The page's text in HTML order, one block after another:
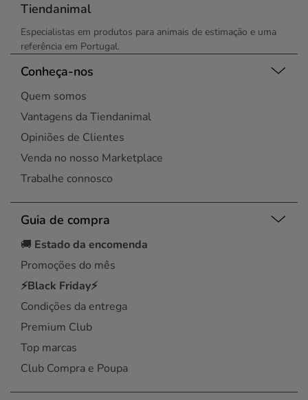
Tiendanimal
Especialistas em produtos para animais de estimação e uma
referência em Portugal.
Conheça-nos
Quem somos
Vantagens da Tiendanimal
Opiniões de Clientes
Venda no nosso Marketplace
Trabalhe connosco
Guia de compra
🚚 Estado da encomenda
Promoções do mês
⚡Black Friday⚡
Condições da entrega
Premium Club
Top marcas
Club Compra e Poupa